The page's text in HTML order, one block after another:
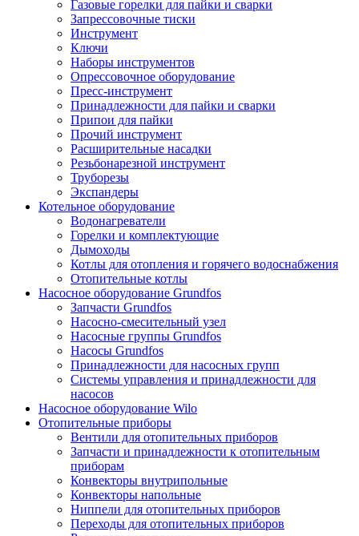
Газовые горелки для пайки и сварки
Запрессовочные тиски
Инструмент
Ключи
Наборы инструментов
Опрессовочное оборудование
Пресс-инструмент
Принадлежности для пайки и сварки
Припои для пайки
Прочий инструмент
Расширительные насадки
Резьбонарезной инструмент
Труборезы
Экспандеры
Котельное оборудование
Водонагреватели
Горелки и комплектующие
Дымоходы
Котлы для отопления и горячего водоснабжения
Отопительные котлы
Насосное оборудование Grundfos
Запчасти Grundfos
Насосно-смесительный узел
Насосные группы Grundfos
Насосы Grundfos
Принадлежности для насосных групп
Системы управления и принадлежности для
насосов
Насосное оборудование Wilo
Отопительные приборы
Вентили для отопительных приборов
Запчасти и принадлежности к отопительным
приборам
Конвекторы внутрипольные
Конвекторы напольные
Ниппели для отопительных приборов
Переходы для отопительных приборов